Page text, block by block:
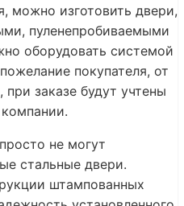
можно изготовить двери,
пуленепробиваемыми
оборудовать системой
покупателя, от
заказе будут учтены
не могут
стальные двери.
штампованных